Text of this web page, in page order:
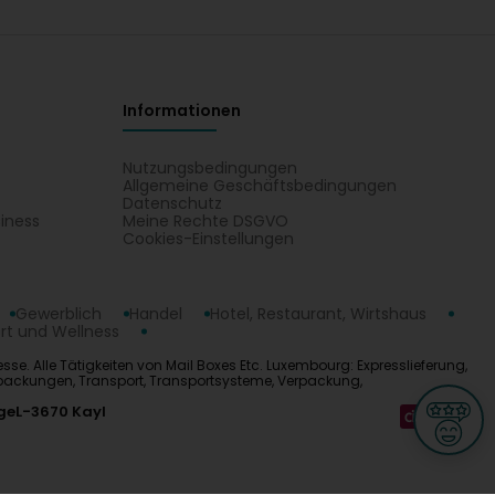
Informationen
Nutzungsbedingungen
Allgemeine Geschäftsbedingungen
Datenschutz
Meine Rechte DSGVO
Cookies-Einstellungen
Gewerblich Handel
Hotel, Restaurant, Wirtshaus
und Wellness
Alle Tätigkeiten von Mail Boxes Etc. Luxembourg: Expresslieferung,
Transport, Transportsysteme, Verpackung,
L-3670 Kayl